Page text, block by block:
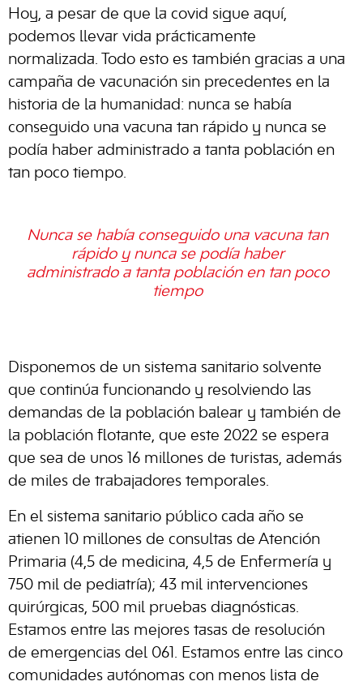
Hoy, a pesar de que la covid sigue aquí,
podemos llevar vida prácticamente
normalizada. Todo esto es también gracias a una
campaña de vacunación sin precedentes en la
historia de la humanidad: nunca se había
conseguido una vacuna tan rápido y nunca se
podía haber administrado a tanta población en
tan poco tiempo.
Nunca se había conseguido una vacuna tan
rápido y nunca se podía haber
administrado a tanta población en tan poco
tiempo
Disponemos de un sistema sanitario solvente
que continúa funcionando y resolviendo las
demandas de la población balear y también de
la población flotante, que este 2022 se espera
que sea de unos 16 millones de turistas, además
de miles de trabajadores temporales.
En el sistema sanitario público cada año se
atienen 10 millones de consultas de Atención
Primaria (4,5 de medicina, 4,5 de Enfermería y
750 mil de pediatría); 43 mil intervenciones
quirúrgicas, 500 mil pruebas diagnósticas.
Estamos entre las mejores tasas de resolución
de emergencias del 061. Estamos entre las cinco
comunidades autónomas con menos lista de